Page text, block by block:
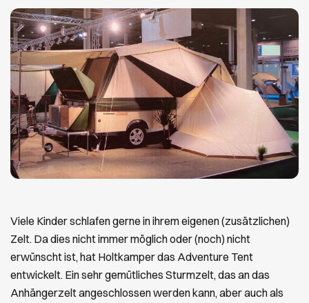
Viele Kinder schlafen gerne in ihrem eigenen (zusätzlichen)
Zelt. Da dies nicht immer möglich oder (noch) nicht
erwünscht ist, hat Holtkamper das Adventure Tent
entwickelt. Ein sehr gemütliches Sturmzelt, das an das
Anhängerzelt angeschlossen werden kann, aber auch als